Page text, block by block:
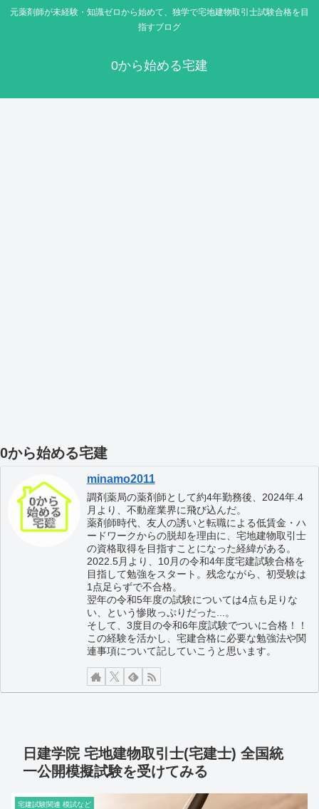
元薬剤師が未経験・知識ゼロから始めて、独学で宅地建物取引士試験合格を目
指すブログ
0から始める宅建
0から始める宅建
minamo2011
調剤薬局の薬剤師として約4年勤務後、2024年.4
月より、不動産業界に飛び込んだ。
薬剤師時代、友人の誘いと転職による低賃金・ハ
ードワークからの脱却を理由に、宅地建物取引士
の資格取得を目指すことになった経緯がある。
2022.5月より、10月の令和4年度宅建試験合格を
目指して勉強をスタート。残念ながら、初受験は
1点足らずで不合格。
翌年の令和5年度の試験については4点も足りな
い、という惨敗っぷりだった...。
そして、3度目の令和6年度試験でついに合格！！
この経験を活かし、宅建合格に必要な勉強法や関
連事項について記していこうと思います。
日建学院 宅地建物取引士(宅建士) 全国統
一公開模擬試験を受けてみる
宅建試験関連 模試など